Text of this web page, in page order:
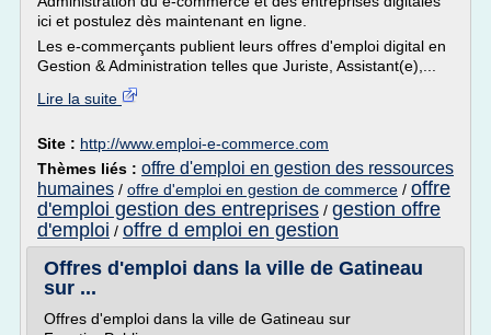
ici et postulez dès maintenant en ligne.
Les e-commerçants publient leurs offres d'emploi digital en
Gestion & Administration telles que Juriste, Assistant(e),...
Lire la suite
Site : http://www.emploi-e-commerce.com
Thèmes liés : offre d'emploi en gestion des ressources
humaines / offre d'emploi en gestion de commerce / offre
d'emploi gestion des entreprises / gestion offre
d'emploi / offre d emploi en gestion
Offres d'emploi dans la ville de Gatineau
sur ...
Offres d'emploi dans la ville de Gatineau sur